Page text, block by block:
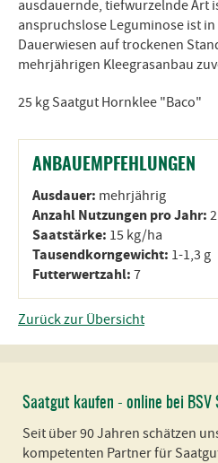
ausdauernde, tiefwurzelnde Art
anspruchslose Leguminose ist
Dauerwiesen auf trockenen
mehrjährigen Kleegrasanbau
25 kg Saatgut Hornklee "Baco"
ANBAUEMPFEHLUNGEN
Ausdauer: mehrjährig
Anzahl Nutzungen pro Jahr: 2
Saatstärke: 15 kg/ha
Tausendkorngewicht: 1-1,3 g
Futterwertzahl: 7
Zurück zur Übersicht
Saatgut kaufen - online bei BSV
Seit über 90 Jahren schätzen
kompetenten Partner für